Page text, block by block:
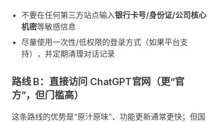
不要在任何第三方站点输入银行卡号/身份证/公司核心
机密等敏感信息
尽量使用一次性/低权限的登录方式（如果平台支
持），并定期清理对话记录
路线 B：直接访问 ChatGPT官网（更“官
方”，但门槛高）
这条路线的优势是“原汁原味”、功能更新通常更快；但国